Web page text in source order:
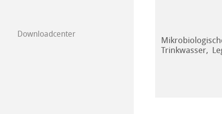
Downloadcenter
Trinkwasser,